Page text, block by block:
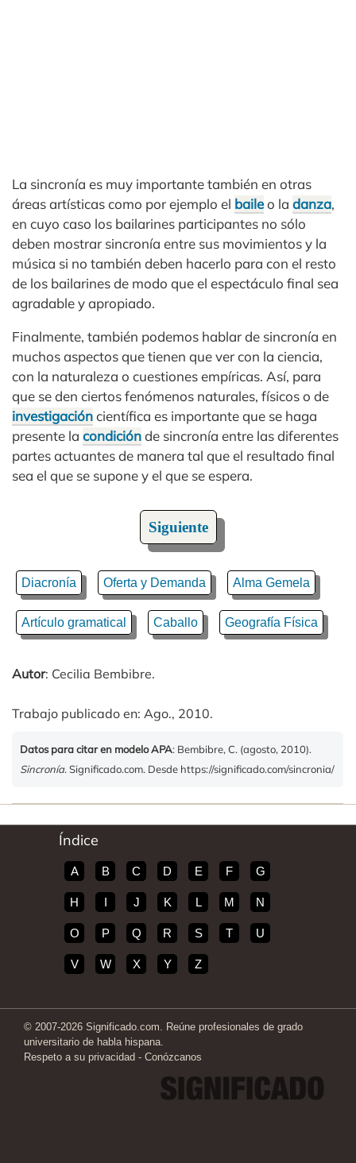
La sincronía es muy importante también en otras
áreas artísticas como por ejemplo el baileo la danza,
en cuyo caso los bailarines participantes no sólo
deben mostrar sincronía entre sus movimientos y la
música si no también deben hacerlo para con el resto
de los bailarines de modo que el espectáculo final sea
agradable y apropiado.
Finalmente, también podemos hablar de sincronía en
muchos aspectos que tienen que ver con la ciencia,
con la naturaleza o cuestiones empíricas. Así, para
que se den ciertos fenómenos naturales, físicos o de
investigacióncientífica es importante que se haga
presente la condiciónde sincronía entre las diferentes
partes actuantes de manera tal que el resultado final
sea el que se supone y el que se espera.
Siguiente
Diacronía Oferta y Demanda Alma Gemela
Artículo gramatical Caballo Geografía Física
Autor: Cecilia Bembibre.
Trabajo publicado en: Ago., 2010.
Datos para citar en modelo APA: Bembibre, C. (agosto, 2010).
Sincronía. Significado.com. Desde https://significado.com/sincronia/
Índice
A B C D E F G
H I J K L M N
O P Q R S T U
V W X Y Z
© 2007-2026 Significado.com. Reúne profesionales de grado
universitario de habla hispana.
Respeto a su privacidad - Conózcanos